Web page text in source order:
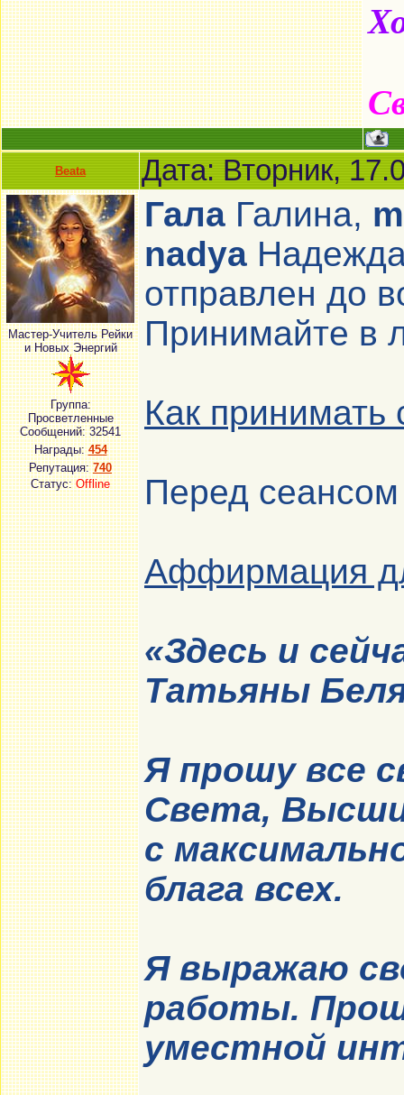
Beata Дата: Вторник,
Мастер-Учитель Рейки
и Новых Энергий
Группа:
Просветленные
Сообщений:32541
Награды:454
Репутация:740
Статус:Offline
Гала Галина,
nadya
отправлен до
Принимайте в
Как принимать
Перед
Аффирмация
«Здесь и
Татьяны
Я прошу все
Света,
с
блага всех.
Я выражаю
работы.
уместной